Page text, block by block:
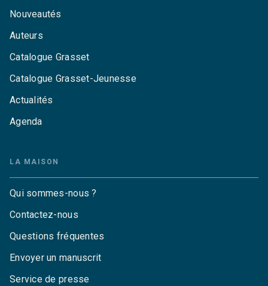
Nouveautés
Auteurs
Catalogue Grasset
Catalogue Grasset-Jeunesse
Actualités
Agenda
LA MAISON
Qui sommes-nous ?
Contactez-nous
Questions fréquentes
Envoyer un manuscrit
Service de presse